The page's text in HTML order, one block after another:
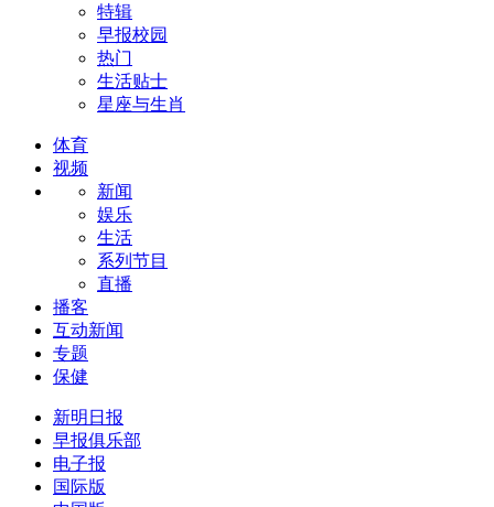
特辑
早报校园
热门
生活贴士
星座与生肖
体育
视频
新闻
娱乐
生活
系列节目
直播
播客
互动新闻
专题
保健
新明日报
早报俱乐部
电子报
国际版